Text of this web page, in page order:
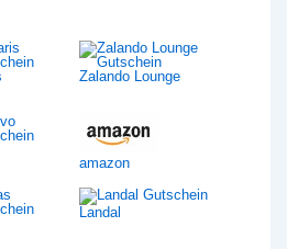
Zalando Lounge
amazon
Landal